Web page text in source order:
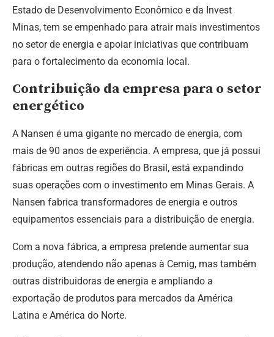
Estado de Desenvolvimento Econômico e da Invest
Minas, tem se empenhado para atrair mais investimentos
no setor de energia e apoiar iniciativas que contribuam
para o fortalecimento da economia local.
Contribuição da empresa para o setor
energético
A Nansen é uma gigante no mercado de energia, com
mais de 90 anos de experiência. A empresa, que já possui
fábricas em outras regiões do Brasil, está expandindo
suas operações com o investimento em Minas Gerais. A
Nansen fabrica transformadores de energia e outros
equipamentos essenciais para a distribuição de energia.
Com a nova fábrica, a empresa pretende aumentar sua
produção, atendendo não apenas à Cemig, mas também
outras distribuidoras de energia e ampliando a
exportação de produtos para mercados da América
Latina e América do Norte.